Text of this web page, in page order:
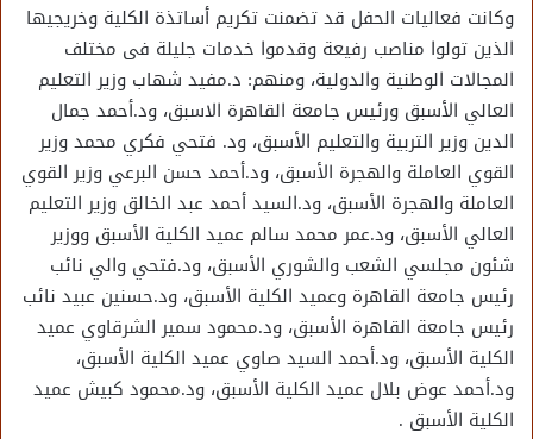
وكانت فعاليات الحفل قد تضمنت تكريم أساتذة الكلية وخريجيها
الذين تولوا مناصب رفيعة وقدموا خدمات جليلة فى مختلف
المجالات الوطنية والدولية، ومنهم: د.مفيد شهاب وزير التعليم
العالي الأسبق ورئيس جامعة القاهرة الاسبق، ود.أحمد جمال
الدين وزير التربية والتعليم الأسبق، ود. فتحي فكري محمد وزير
القوي العاملة والهجرة الأسبق، ود.أحمد حسن البرعي وزير القوي
العاملة والهجرة الأسبق، ود.السيد أحمد عبد الخالق وزير التعليم
العالي الأسبق، ود.عمر محمد سالم عميد الكلية الأسبق ووزير
شئون مجلسي الشعب والشوري الأسبق، ود.فتحي والي نائب
رئيس جامعة القاهرة وعميد الكلية الأسبق، ود.حسنين عبيد نائب
رئيس جامعة القاهرة الأسبق، ود.محمود سمير الشرقاوي عميد
الكلية الأسبق، ود.أحمد السيد صاوي عميد الكلية الأسبق،
ود.أحمد عوض بلال عميد الكلية الأسبق، ود.محمود كبيش عميد
الكلية الأسبق .